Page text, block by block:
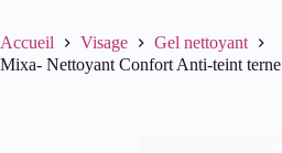
Accueil Visage
Gel nettoyant
Mixa- Nettoyant Confort Anti-teint terne